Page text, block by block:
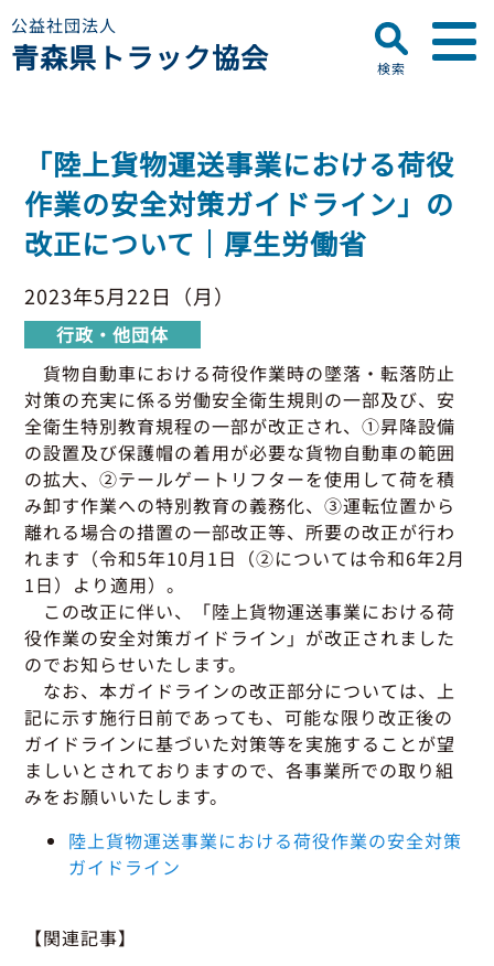
公益社団法人
青森県トラック協会
プロフィール
ディスクロージャー
会員名簿
お知らせ ▼
青森県トラック協会
行政・他団体
助成・補助金
適正化事業
セミナー・研修
適正化事業
適正化事業について
Gマーク制度について
巡回指導について
運行管理者・整備管理者
適正化だより
会員専用ページ ▼
初任運転者特別指導教育
グッドラーニング
運送申込・書面化アプリ
利用申し込み
活動報告・協会報
貸出用ビデオライブラリ
会員メール登録・会員情報変更
保有車両台数変更
一般の皆さまへ ▼
トラック輸送の役割
緑ナンバートラックとは
Gマークとは
引越安心マークとは
協会の活動
入会のご案内
プライバシーポリシー
お問い合わせ
検索
「陸上貨物運送事業における荷役
作業の安全対策ガイドライン」の
改正について｜厚生労働省
2023年5月22日（月）
行政・他団体
貨物自動車における荷役作業時の墜落・転落防止
対策の充実に係る労働安全衛生規則の一部及び、安
全衛生特別教育規程の一部が改正され、①昇降設備
の設置及び保護帽の着用が必要な貨物自動車の範囲
の拡大、②テールゲートリフターを使用して荷を積
み卸す作業への特別教育の義務化、③運転位置から
離れる場合の措置の一部改正等、所要の改正が行わ
れます（令和5年10月1日（②については令和6年2月
1日）より適用）。
この改正に伴い、「陸上貨物運送事業における荷
役作業の安全対策ガイドライン」が改正されました
のでお知らせいたします。
なお、本ガイドラインの改正部分については、上
記に示す施行日前であっても、可能な限り改正後の
ガイドラインに基づいた対策等を実施することが望
ましいとされておりますので、各事業所での取り組
みをお願いいたします。
陸上貨物運送事業における荷役作業の安全対策
ガイドライン
【関連記事】